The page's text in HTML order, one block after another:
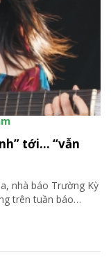
tới… “vẫn
nhà báo Trường Kỳ
trên tuần báo…